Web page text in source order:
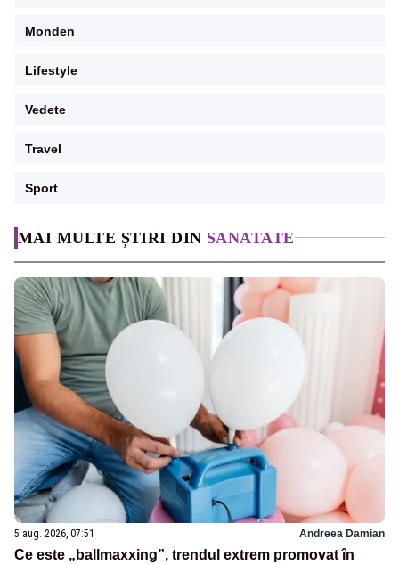
MAI MULTE ȘTIRI DIN SANATATE
5 aug. 2026, 07:51 Andreea Damian
Ce este „ballmaxxing”, trendul extrem promovat în
Monden
Lifestyle
Vedete
Travel
Sport